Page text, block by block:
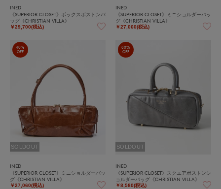
INED
《SUPERIOR CLOSET》ボックスボストンバ
ッグ《CHRISTIAN VILLA》
￥29,700(税込)
INED
《SUPERIOR CLOSET》ミニショルダーバッ
グ《CHRISTIAN VILLA》
￥27,060(税込)
40%
OFF
SOLDOUT
INED
《SUPERIOR CLOSET》ミニショルダーバッ
グ《CHRISTIAN VILLA》
￥27,060(税込)
80%
OFF
SOLDOUT
INED
《SUPERIOR CLOSET》スクエアボストンシ
ョルダーバッグ《CHRISTIAN VILLA》
￥8,580(税込)